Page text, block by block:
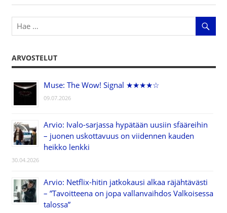
ARVOSTELUT
Muse: The Wow! Signal ★★★★☆
09.07.2026
Arvio: Ivalo-sarjassa hypätään uusiin sfääreihin
– juonen uskottavuus on viidennen kauden
heikko lenkki
30.04.2026
Arvio: Netflix-hitin jatkokausi alkaa räjähtävästi
– ”Tavoitteena on jopa vallanvaihdos Valkoisessa
talossa”